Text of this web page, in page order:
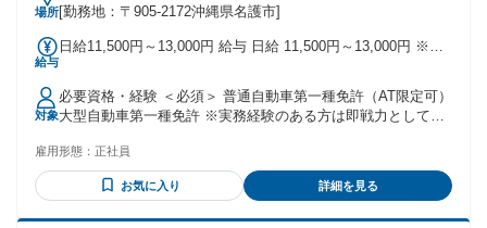
場所[勤務地：〒905-2172沖縄県名護市]
給与
日給11,500円～13,000円 給与 日給 11,500円～13,000円 ※所
※経験・能力・前職の給与などを最大限に考慮いたします。
昇給： あり（勤続年数、任せる仕事の内容・能力により昇給
します） 賞与： 年2回（決算賞与・業績賞与）
対象
必要資格・経験 ＜必須＞ 普通自動車第一種免許（AT限定可）
大型自動車第一種免許 ※実務経験のある方は即戦力として歓
がある方も大歓迎です。 ＜歓迎＞ ・ダンプや大型トラックの
運転手経験 ・とび作業員、土木建築業界での現場経験 ・土木
建築施工管理者の資格や経験をお持ちの方 最終学歴 学歴不問
雇用形態： 正社員
お気に入り 詳細を見る